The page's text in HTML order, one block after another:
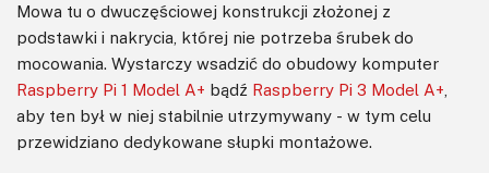
Mowa tu o dwuczęściowej konstrukcji złożonej z
podstawki i nakrycia, której nie potrzeba śrubek do
mocowania. Wystarczy wsadzić do obudowy komputer
Raspberry Pi 1 Model A+ bądź Raspberry Pi 3 Model A+
aby ten był w niej stabilnie utrzymywany - w tym celu
przewidziano dedykowane słupki montażowe.